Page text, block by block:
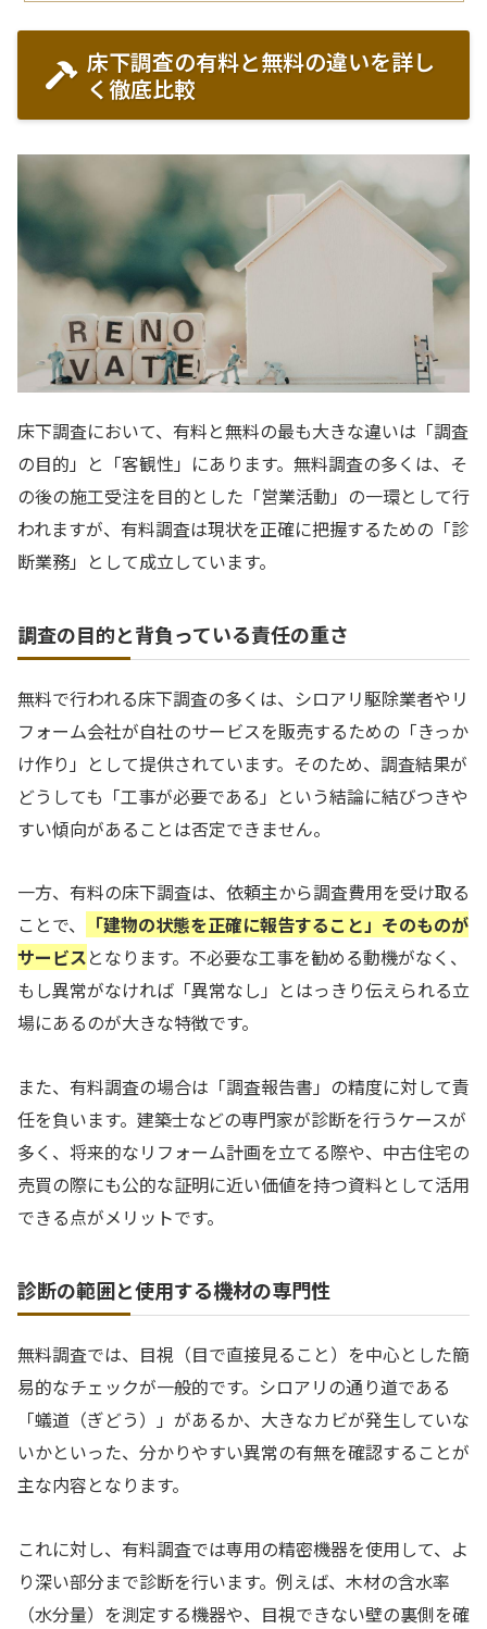
床下調査の有料と無料の違いを詳し
く徹底比較
床下調査において、有料と無料の最も大きな違いは「調査
の目的」と「客観性」にあります。無料調査の多くは、そ
の後の施工受注を目的とした「営業活動」の一環として行
われますが、有料調査は現状を正確に把握するための「診
断業務」として成立しています。
調査の目的と背負っている責任の重さ
無料で行われる床下調査の多くは、シロアリ駆除業者やリ
フォーム会社が自社のサービスを販売するための「きっか
け作り」として提供されています。そのため、調査結果が
どうしても「工事が必要である」という結論に結びつきや
すい傾向があることは否定できません。
一方、有料の床下調査は、依頼主から調査費用を受け取る
ことで、
「建物の状態を正確に報告すること」そのものが
サービスとなります。不必要な工事を勧める動機がなく、
もし異常がなければ「異常なし」とはっきり伝えられる立
場にあるのが大きな特徴です。
また、有料調査の場合は「調査報告書」の精度に対して責
任を負います。建築士などの専門家が診断を行うケースが
多く、将来的なリフォーム計画を立てる際や、中古住宅の
売買の際にも公的な証明に近い価値を持つ資料として活用
できる点がメリットです。
診断の範囲と使用する機材の専門性
無料調査では、目視（目で直接見ること）を中心とした簡
易的なチェックが一般的です。シロアリの通り道である
「蟻道（ぎどう）」があるか、大きなカビが発生していな
いかといった、分かりやすい異常の有無を確認することが
主な内容となります。
これに対し、有料調査では専用の精密機器を使用して、よ
り深い部分まで診断を行います。例えば、木材の含水率
（水分量）を測定する機器や、目視できない壁の裏側を確